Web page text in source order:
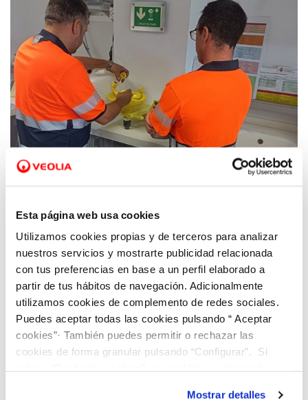
Esta página web usa cookies
Utilizamos cookies propias y de terceros para analizar
nuestros servicios y mostrarte publicidad relacionada
con tus preferencias en base a un perfil elaborado a
partir de tus hábitos de navegación. Adicionalmente
utilizamos cookies de complemento de redes sociales.
Puedes aceptar todas las cookies pulsando “ Aceptar
cookies”· También puedes permitir o rechazar las
cookies de forma granular pulsando “Configurar”. Si
Mostrar detalles
01 SEP 2022
través de la FP Dual de las titulaciones
vinculadas al ciclo integral del agua